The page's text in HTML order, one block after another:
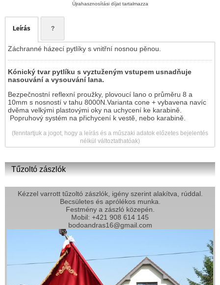
Tűzoltó zászlók
Kézzel varrott tűzoltó zászlók, igény szerint alakítva, rúddal.
Becsületes és aprólékos munka.
Festmény a zászló közepén.
Mobil: +421 908 614 145
bodoandras16@gmail.com
Újrahasznosítási díjat tartalmazza
Leírás ?
Záchranné házecí pytlíky s vnitřní nosnou pěnou.
Kónický tvar pytlíku s vyztuženým vstupem usnadňuje
nasouvání a vysouvání lana.
Bezpečnostní reflexní proužky, plovoucí lano o průměru 8 a
10mm s nosností v tahu 8000N.Varianta cone + vybavena navíc
dvěma velkými plastovými oky na uchycení ke karabině.
Popruhový systém na přichycení k vestě, nebo karabině.
(fenntartjuk a jogot, hogy a leírás és a műszaki adatok előzetes bejelentés
nélkül változtathatóak)